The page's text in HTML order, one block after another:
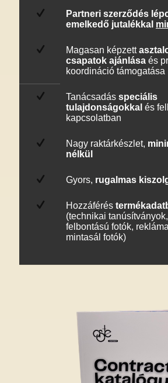
Partneri szerződés
emelkedő jutalékkal
Magasan képzett
csapatok ajánlása és
koordináció támogatása
Tanácsadás speciális
tulajdonságokkal és
kapcsolatban
Nagy raktárkészlet,
nélkül
Gyors, rugalmas
Hozzáférés
(technikai
felbontású fotók,
mintasál fotók)